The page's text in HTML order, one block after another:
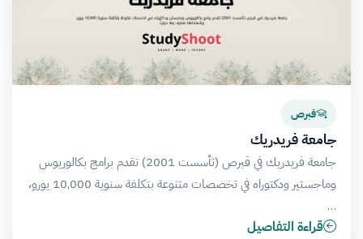
قبرص
جامعة فريدريك
جامعة فريدريك في قبرص (تأسست 2001) تقدم برامج بكالوريوس
وماجستير ودكتوراه في تخصصات متنوعة بتكلفة سنوية 10,000 يورو،
…
قراءة التفاصيل